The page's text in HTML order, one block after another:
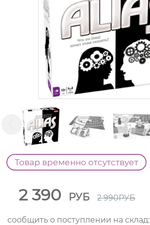
Товар временно отсутствует
2 390 РУБ 2 990РУБ
сообщить о поступлении на склад: